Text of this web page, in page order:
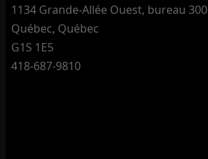
1134 Grande-Allée Ouest, bureau 300
Québec, Québec
G1S 1E5
418-687-9810